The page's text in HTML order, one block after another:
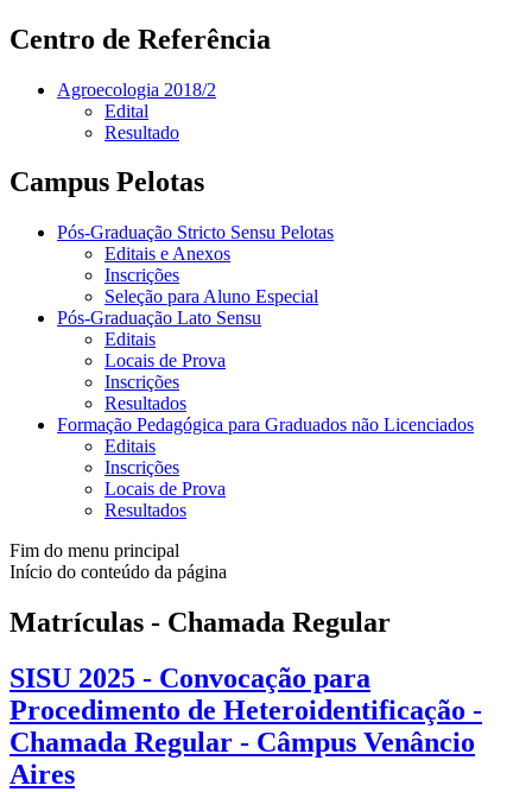
Centro de Referência
Agroecologia 2018/2
Edital
Resultado
Campus Pelotas
Pós-Graduação Stricto Sensu Pelotas
Editais e Anexos
Inscrições
Seleção para Aluno Especial
Pós-Graduação Lato Sensu
Editais
Locais de Prova
Inscrições
Resultados
Formação Pedagógica para Graduados não Licenciados
Editais
Inscrições
Locais de Prova
Resultados
Fim do menu principal
Início do conteúdo da página
Matrículas - Chamada Regular
SISU 2025 - Convocação para
Procedimento de Heteroidentificação -
Chamada Regular - Câmpus Venâncio
Aires